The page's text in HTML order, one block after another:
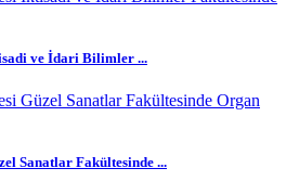
ve İdari Bilimler ...
Sanatlar Fakültesinde ...